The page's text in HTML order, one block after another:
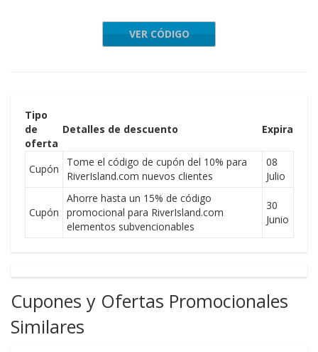
KIDS15
VER CÓDIGO
Tipo
de
oferta
Detalles de descuento Expira
Cupón
Tome el código de cupón del 10% para
RiverIsland.com nuevos clientes
08
Julio
Cupón
Ahorre hasta un 15% de código
promocional para RiverIsland.com
elementos subvencionables
30
Junio
Cupones y Ofertas Promocionales
Similares